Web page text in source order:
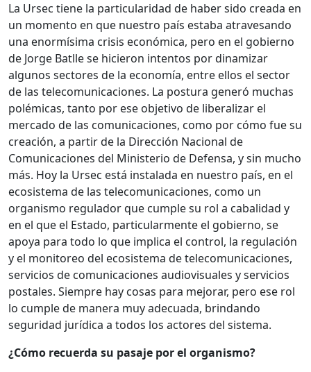
La Ursec tiene la particularidad de haber sido creada en
un momento en que nuestro país estaba atravesando
una enormísima crisis económica, pero en el gobierno
de Jorge Batlle se hicieron intentos por dinamizar
algunos sectores de la economía, entre ellos el sector
de las telecomunicaciones. La postura generó muchas
polémicas, tanto por ese objetivo de liberalizar el
mercado de las comunicaciones, como por cómo fue su
creación, a partir de la Dirección Nacional de
Comunicaciones del Ministerio de Defensa, y sin mucho
más. Hoy la Ursec está instalada en nuestro país, en el
ecosistema de las telecomunicaciones, como un
organismo regulador que cumple su rol a cabalidad y
en el que el Estado, particularmente el gobierno, se
apoya para todo lo que implica el control, la regulación
y el monitoreo del ecosistema de telecomunicaciones,
servicios de comunicaciones audiovisuales y servicios
postales. Siempre hay cosas para mejorar, pero ese rol
lo cumple de manera muy adecuada, brindando
seguridad jurídica a todos los actores del sistema.
¿Cómo recuerda su pasaje por el organismo?